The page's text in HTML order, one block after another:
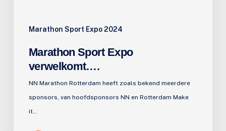
Marathon Sport Expo 2024
Marathon Sport Expo
verwelkomt….
NN Marathon Rotterdam heeft zoals bekend meerdere
sponsors, van hoofdsponsors NN en Rotterdam Make
it…